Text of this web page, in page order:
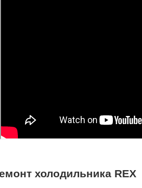
холодильника REX